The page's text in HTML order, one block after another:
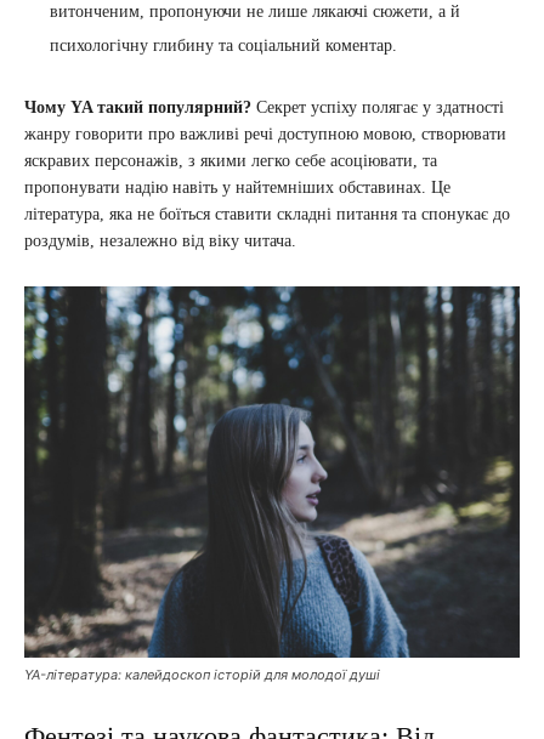
витонченим, пропонуючи не лише лякаючі сюжети, а й
психологічну глибину та соціальний коментар.
Чому YA такий популярний? Секрет успіху полягає у здатності
жанру говорити про важливі речі доступною мовою, створювати
яскравих персонажів, з якими легко себе асоціювати, та
пропонувати надію навіть у найтемніших обставинах. Це
література, яка не боїться ставити складні питання та спонукає до
роздумів, незалежно від віку читача.
YA-література: калейдоскоп історій для молодої душі